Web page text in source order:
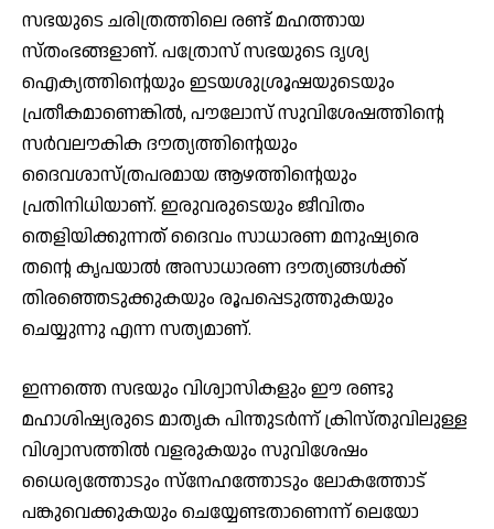
സഭയുടെ ചരിത്രത്തിലെ രണ്ട് മഹത്തായ
സ്തംഭങ്ങളാണ്. പത്രോസ് സഭയുടെ ദൃശ്യ
ഐക്യത്തിന്റെയും ഇടയശുശ്രൂഷയുടെയും
പ്രതീകമാണെങ്കില്‍, പൗലോസ് സുവിശേഷത്തിന്റെ
സര്‍വലൗകിക ദൗത്യത്തിന്റെയും
ദൈവശാസ്ത്രപരമായ ആഴത്തിന്റെയും
പ്രതിനിധിയാണ്. ഇരുവരുടെയും ജീവിതം
തെളിയിക്കുന്നത് ദൈവം സാധാരണ മനുഷ്യരെ
തന്റെ കൃപയാല്‍ അസാധാരണ ദൗത്യങ്ങള്‍ക്ക്
തിരഞ്ഞെടുക്കുകയും രൂപപ്പെടുത്തുകയും
ചെയ്യുന്നു എന്ന സത്യമാണ്.
ഇന്നത്തെ സഭയും വിശ്വാസികളും ഈ രണ്ടു
മഹാശിഷ്യരുടെ മാതൃക പിന്തുടര്‍ന്ന് ക്രിസ്തുവിലുള്ള
വിശ്വാസത്തില്‍ വളരുകയും സുവിശേഷം
ധൈര്യത്തോടും സ്‌നേഹത്തോടും ലോകത്തോട്
പങ്കുവെക്കുകയും ചെയ്യേണ്ടതാണെന്ന് ലെയോ